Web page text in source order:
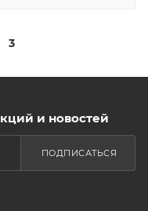
3
и новостей
ПОДПИСАТЬСЯ